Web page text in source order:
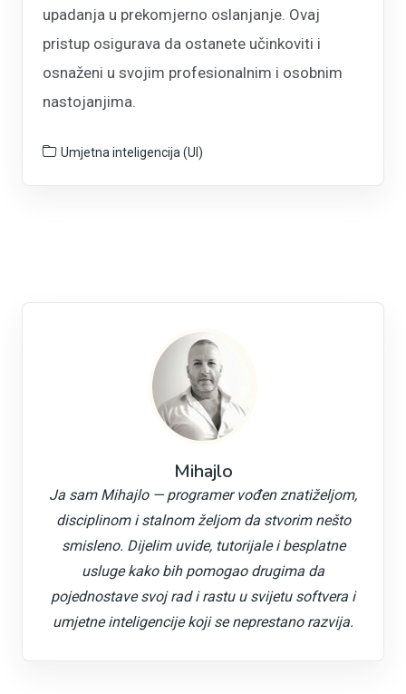
upadanja u prekomjerno oslanjanje. Ovaj
pristup osigurava da ostanete učinkoviti i
osnaženi u svojim profesionalnim i osobnim
nastojanjima.
Umjetna inteligencija (UI)
Mihajlo
Ja sam Mihajlo — programer vođen znatiželjom,
disciplinom i stalnom željom da stvorim nešto
smisleno. Dijelim uvide, tutorijale i besplatne
usluge kako bih pomogao drugima da
pojednostave svoj rad i rastu u svijetu softvera i
umjetne inteligencije koji se neprestano razvija.